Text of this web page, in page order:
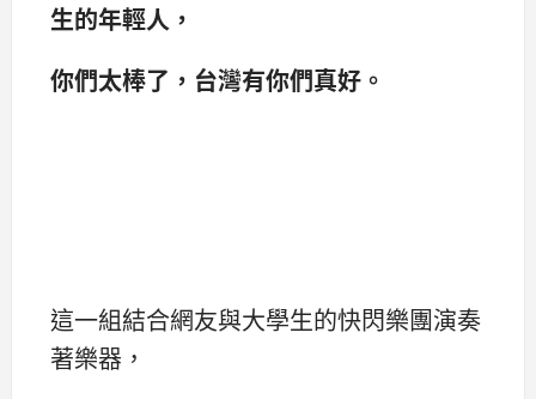
生的年輕人，
你們太棒了，台灣有你們真好。
這一組結合網友與大學生的快閃樂團演奏
著樂器，